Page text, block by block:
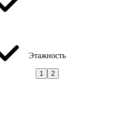
Этажность
1 2